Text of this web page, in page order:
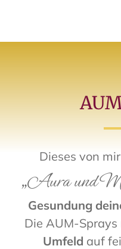
Dieses von
„Aura und
Gesundung
Die AUM-Sprays
Umfeld auf